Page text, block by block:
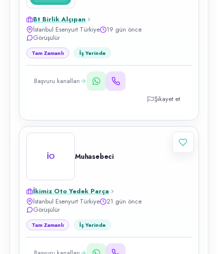
Bt Birlik Alçıpan
İstanbul Esenyurt Türkiye
19 gün önce
Görüşülür
Tam Zamanlı İş Yerinde
Başvuru kanalları
Şikayet et
İO Muhasebeci
İkimiz Oto Yedek Parça
İstanbul Esenyurt Türkiye
21 gün önce
Görüşülür
Tam Zamanlı İş Yerinde